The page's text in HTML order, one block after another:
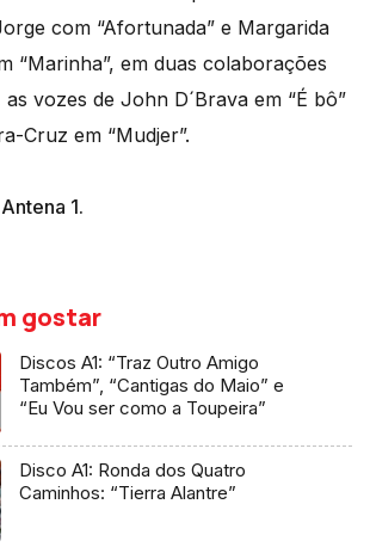
com “Afortunada” e Margarida
“Marinha”, em duas colaborações
as vozes de John D´Brava em “É bô”
Cruz em “Mudjer”.
1.
gostar
Discos A1: “Traz Outro Amigo
Também”, “Cantigas do Maio” e
“Eu Vou ser como a Toupeira”
Disco A1: Ronda dos Quatro
Caminhos: “Tierra Alantre”